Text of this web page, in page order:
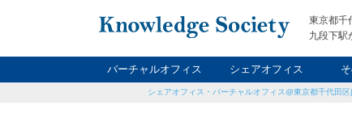
東京都千
九段下駅
バーチャルオフィス シェアオフィス
レ
ナイ
シェアオフィス・バーチャルオフィス@東京都千代田